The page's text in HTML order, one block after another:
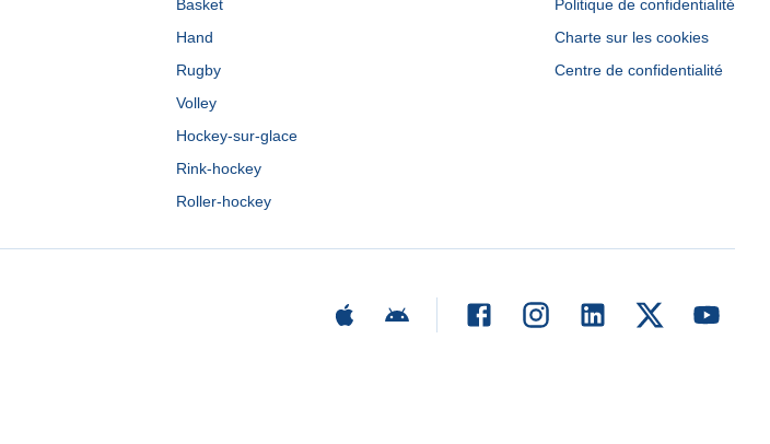
Basket
Hand
Rugby
Volley
Hockey-sur-glace
Rink-hockey
Roller-hockey
Politique de confidentialité
Charte sur les cookies
Centre de confidentialité